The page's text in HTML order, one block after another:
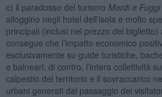
c) il paradosso del turismo Mordi e Fuggi
alloggino negli hotel dell’isola e molto
principali (inclusi nel prezzo del
consegue che l’impatto economico
esclusivamente su guide turistiche,
e balneari; di contro, l’intera collettività
calpestio del territorio e il sovraccarico
urbani generati dal passaggio dei